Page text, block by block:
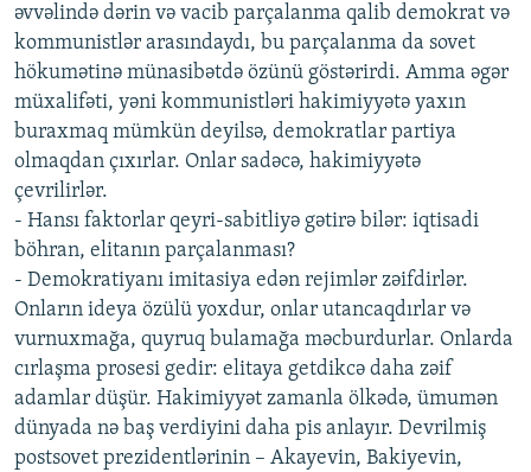
əvvəlində dərin və vacib parçalanma qalib demokrat və
kommunistlər arasındaydı, bu parçalanma da sovet
hökumətinə münasibətdə özünü göstərirdi. Amma əgər
müxalifəti, yəni kommunistləri hakimiyyətə yaxın
buraxmaq mümkün deyilsə, demokratlar partiya
olmaqdan çıxırlar. Onlar sadəcə, hakimiyyətə
çevrilirlər.
- Hansı faktorlar qeyri-sabitliyə gətirə bilər: iqtisadi
böhran, elitanın parçalanması?
- Demokratiyanı imitasiya edən rejimlər zəifdirlər.
Onların ideya özülü yoxdur, onlar utancaqdırlar və
vurnuxmağa, quyruq bulamağa məcburdurlar. Onlarda
cırlaşma prosesi gedir: elitaya getdikcə daha zəif
adamlar düşür. Hakimiyyət zamanla ölkədə, ümumən
dünyada nə baş verdiyini daha pis anlayır. Devrilmiş
postsovet prezidentlərinin – Akayevin, Bakiyevin,